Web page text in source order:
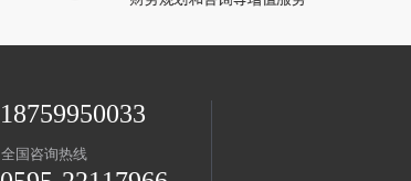
18759950033
全国咨询热线